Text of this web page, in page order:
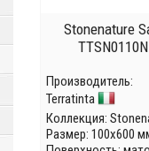
Stonenature
TTSN0110N
Производитель:
Terratinta
Коллекция:
Размер: 100x600